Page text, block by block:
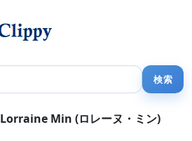
Lorraine Min (ロレーヌ・ミン)